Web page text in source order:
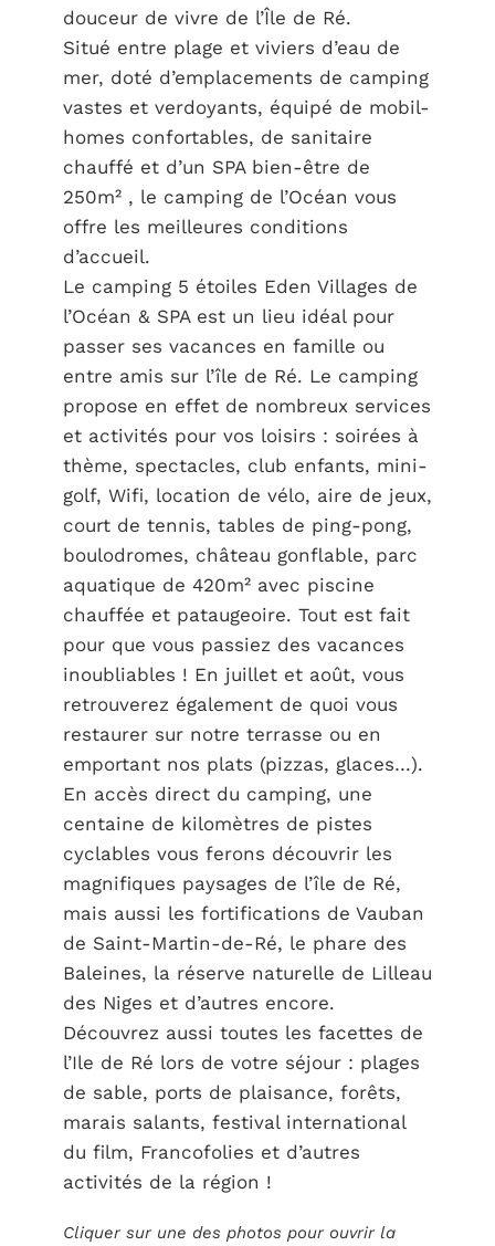
douceur de vivre de l’Île de Ré.
Situé entre plage et viviers d’eau de
mer, doté d’emplacements de camping
vastes et verdoyants, équipé de mobil-
homes confortables, de sanitaire
chauffé et d’un SPA bien-être de
250m² , le camping de l’Océan vous
offre les meilleures conditions
d’accueil.
Le camping 5 étoiles Eden Villages de
l’Océan & SPA est un lieu idéal pour
passer ses vacances en famille ou
entre amis sur l’île de Ré. Le camping
propose en effet de nombreux services
et activités pour vos loisirs : soirées à
thème, spectacles, club enfants, mini-
golf, Wifi, location de vélo, aire de jeux,
court de tennis, tables de ping-pong,
boulodromes, château gonflable, parc
aquatique de 420m² avec piscine
chauffée et pataugeoire. Tout est fait
pour que vous passiez des vacances
inoubliables ! En juillet et août, vous
retrouverez également de quoi vous
restaurer sur notre terrasse ou en
emportant nos plats (pizzas, glaces…).
En accès direct du camping, une
centaine de kilomètres de pistes
cyclables vous ferons découvrir les
magnifiques paysages de l’île de Ré,
mais aussi les fortifications de Vauban
de Saint-Martin-de-Ré, le phare des
Baleines, la réserve naturelle de Lilleau
des Niges et d’autres encore.
Découvrez aussi toutes les facettes de
l’Ile de Ré lors de votre séjour : plages
de sable, ports de plaisance, forêts,
marais salants, festival international
du film, Francofolies et d’autres
activités de la région !
Cliquer sur une des photos pour ouvrir la